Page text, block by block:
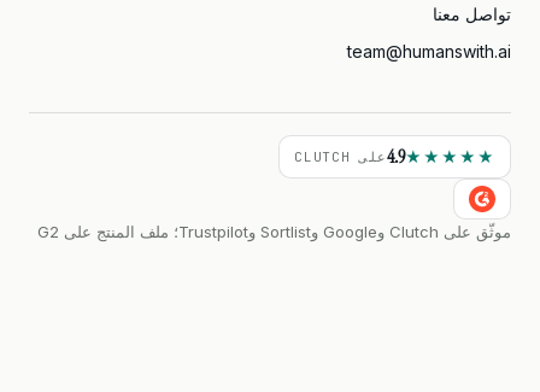
تواصل معنا
team@humanswith.ai
★★★★★
4.9على CLUTCH
موثّق على Clutch وGoogle وSortlist وTrustpilot؛ ملف المنتج على G2